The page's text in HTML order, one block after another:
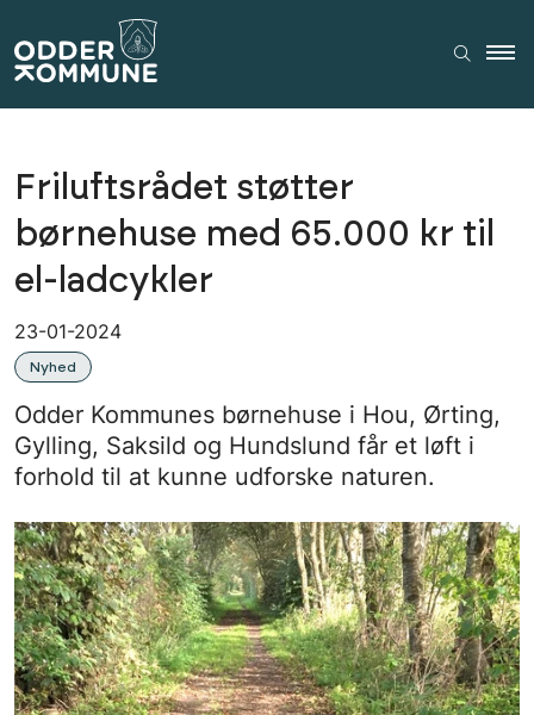
Friluftsrådet støtter
børnehuse med 65.000 kr til
el-ladcykler
23-01-2024
Nyhed
Odder Kommunes børnehuse i Hou, Ørting,
Gylling, Saksild og Hundslund får et løft i
forhold til at kunne udforske naturen.